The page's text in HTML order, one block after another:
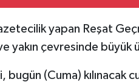
yapan Reşat
yakın çevresinde büyük
(Cuma) kılınacak